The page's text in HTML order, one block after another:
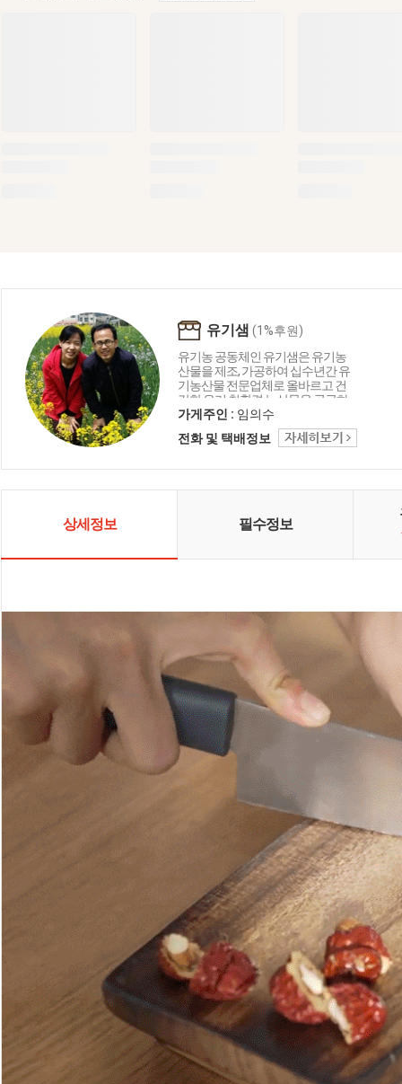
유기샘 (1%후원)
유기농 공동체인 유기샘은 유기농
산물을 제조, 가공하여 십수년간 유
기농산물 전문업체로 올바르고 건
강한 우리 친환경 농산물을 공급하
는 생명 중심의 농업공동체입니다.
유기샘이 드리는 세 가지 약속 1.올
곧은 친환경 명인이 지은 농산물로
주는 제품을 만들겠습니다. 3. 철저
가게주인 : 임의수
전화 및 택배정보
상세정보 필수정보